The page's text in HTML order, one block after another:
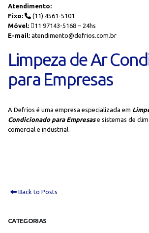
Atendimento:
Fixo:
(11) 4561-5101
Móvel:
11 97143-5168 – 24hs
E-mail: atendimento@defrios.com.br
Limpeza de Ar
para Empresas
A Defrios é uma empresa especializada em
Condicionado para Empresase sistemas de
comercial e industrial.
Back to Posts
CATEGORIAS